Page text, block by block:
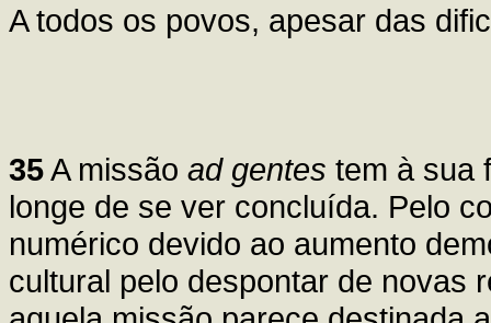
A todos os povos, apesar das
35A missão ad gentes tem à sua
longe de se ver concluída. Pelo
numérico devido ao aumento
cultural pelo despontar de novas